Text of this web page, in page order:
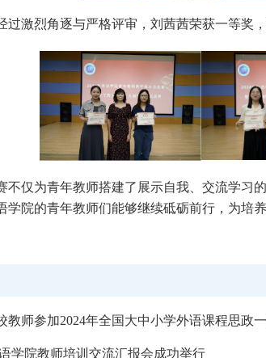
过激烈角逐与严格评审，刘茜茜荣获一等奖
不仅为青年教师搭建了展示自我、交流学习
学院的青年教师们能够继续砥砺前行，为培
教师参加2024年全国大中小学外语课程思政
学院教师培训交流汇报会成功举行